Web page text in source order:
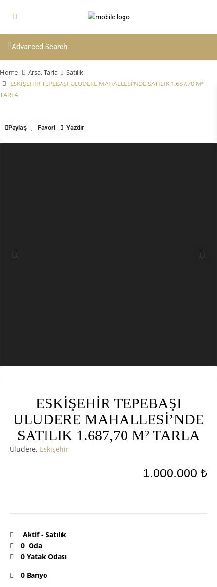
Advanced Search
Home Arsa,Tarla
Satılık
ESKİŞEHİR TEPEBAŞI ULUDERE MAHALLESİ’NDE SATILIK 1.687,70 M²
TARLA
Paylaş Favori Yazdır
Previous Next
ESKİŞEHİR TEPEBAŞI
ULUDERE MAHALLESİ’NDE
SATILIK 1.687,70 M² TARLA
Uludere, Eskişehir
1.000.000 ₺
Aktif- Satılık
0 Oda
0 Yatak Odası
0 Banyo